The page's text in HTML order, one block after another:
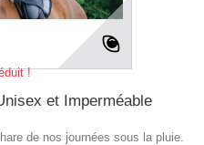
!
et Imperméable
de nos journées sous la pluie.